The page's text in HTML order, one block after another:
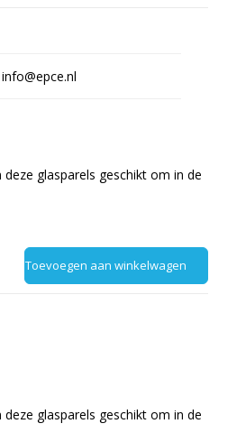
info@epce.nl
glasparels geschikt om in de
Toevoegen aan winkelwagen
glasparels geschikt om in de